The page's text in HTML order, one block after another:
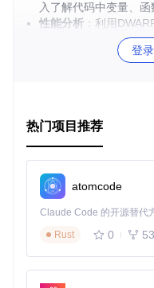
入了解代码中变量、函
性能分析 ：利用
瓶颈，优化程序代码。
：对二
项目特点
代码更具可读性和效率
全面的功能
DIE解析，DWARF表
类型安全
：大量预定
和DIE属性列表变得自
登
热门项目推荐
atomcode
Rust
0